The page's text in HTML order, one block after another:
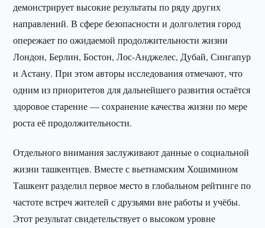
демонстрирует высокие результаты по ряду других
направлений. В сфере безопасности и долголетия город
опережает по ожидаемой продолжительности жизни
Лондон, Берлин, Бостон, Лос-Анджелес, Дубай, Сингапур
и Астану. При этом авторы исследования отмечают, что
одним из приоритетов для дальнейшего развития остаётся
здоровое старение — сохранение качества жизни по мере
роста её продолжительности.
Отдельного внимания заслуживают данные о социальной
жизни ташкентцев. Вместе с вьетнамским Хошимином
Ташкент разделил первое место в глобальном рейтинге по
частоте встреч жителей с друзьями вне работы и учёбы.
Этот результат свидетельствует о высоком уровне